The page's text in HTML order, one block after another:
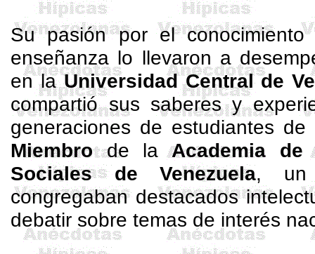
Su pasión por el
enseñanza lo llevaron a
en laUniversidad Central de
compartió sus saberes y
generaciones de estudiantes
Miembrode laAcademia
Sociales de Venezuela, un
congregaban destacados
debatir sobre temas de interés